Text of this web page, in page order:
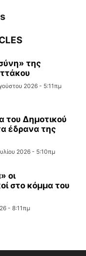
της
2026 - 5:11πμ
του Δημοτικού
έδρανα της
2026 - 5:10πμ
οι
στο κόμμα του
- 8:11πμ